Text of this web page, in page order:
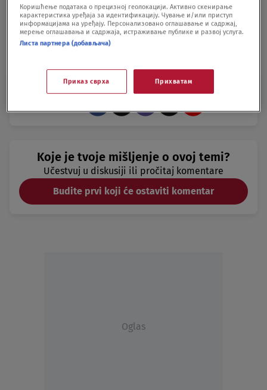
mrežama:FacebookTwitterInstagram
HAPŠENJE NOVI PAZAR
Pratite nas na društvenim mrežama:
Koje je tvoje mišljenje o ovoj temi?
Učestvuj u diskusiji ili pročitaj komentare
Budite prvi koji će ostaviti komentar
Oglas
Коришћење података о прецизној геолокацији. Активно скенирање
карактеристика уређаја за идентификацију. Чување и/или приступ
информацијама на уређају. Персонализовано оглашавање и садржај,
мерење оглашавања и садржаја, истраживање публике и развој услуга.
Листа партнера (добављача)
Приказ сврха Прихватам